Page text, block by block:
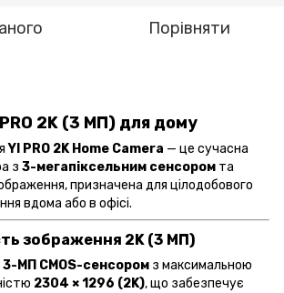
Порівняти
2K (3 МП) для дому
YI PRO 2K Home Camera — це сучасна
з 3-мегапіксельним сенсором та
призначена для цілодобового
вдома або в офісі.
зображення 2K (3 МП)
3-МП CMOS-сенсором з максимальною
2304 × 1296 (2K), що забезпечує